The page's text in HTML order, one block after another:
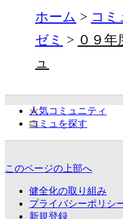
ホーム コミ
ゼミ
０９年
ュ
人気コミュニティ
コミュを探す
このページの上部へ
健全化の取り組み
プライバシーポリシ
新規登録